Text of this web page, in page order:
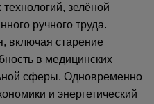
зелёной
ручного труда.
включая старение
в медицинских
сферы. Одновременно
и энергетический